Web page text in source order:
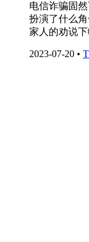
电信诈骗固
扮演了什么
家人的劝说
2023-07-20 •